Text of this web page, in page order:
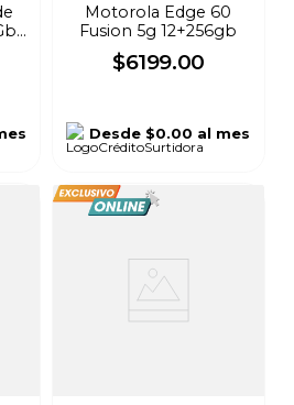
Motorola Edge 60
Fusion 5g 12+256gb
$6199.00
Desde $0.00 al mes